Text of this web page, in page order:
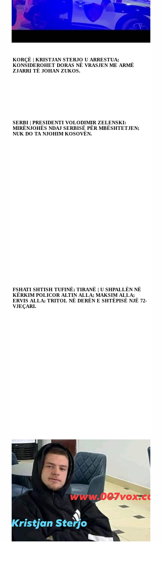
KORÇË | KRISTJAN STERJO U ARRESTUA;
KONSIDEROHET DORAS NË VRASJEN ME ARMË
ZJARRI TË JOHAN ZUKOS.
SERBI | PRESIDENTI VOLODIMIR ZELENSKI:
MIRËNJOHËS NDAJ SERBISË PËR MBËSHTETJEN;
NUK DO TA NJOHIM KOSOVËN.
FSHATI SHTISH TUFINË; TIRANË | U SHPALLËN NË
KËRKIM POLICOR ALTIN ALLA; MAKSIM ALLA;
ERVIS ALLA; TRITOL NË DERËN E SHTËPISË NJË 72-
VJEÇARI.